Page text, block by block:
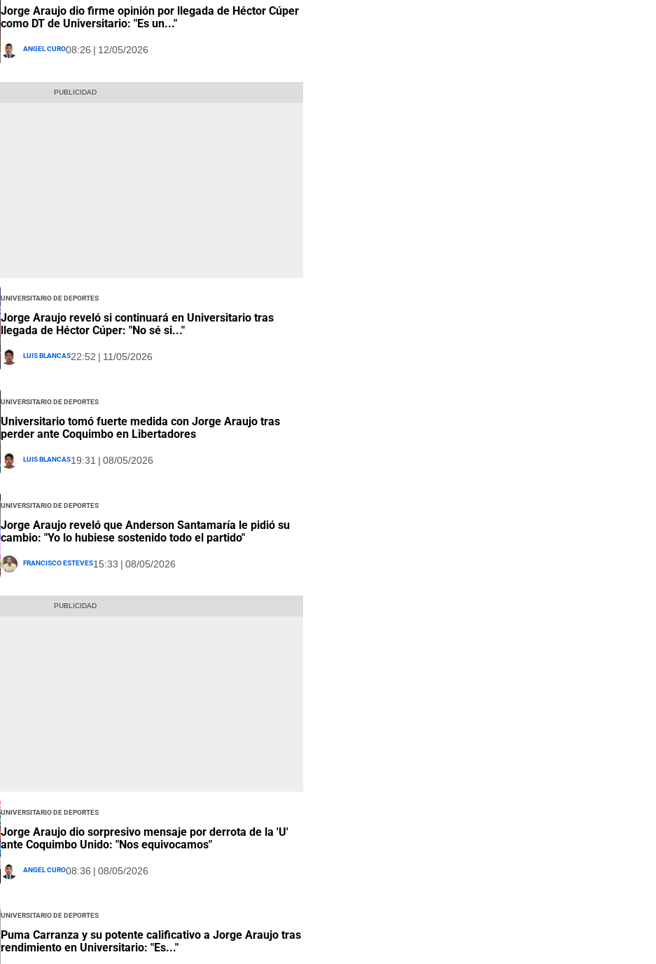
Jorge Araujo dio firme opinión por llegada de Héctor Cúper
como DT de Universitario: "Es un..."
Angel Curo08:26 | 12/05/2026
Universitario de Deportes
Jorge Araujo reveló si continuará en Universitario tras
llegada de Héctor Cúper: "No sé si..."
Luis Blancas22:52 | 11/05/2026
Universitario de Deportes
Universitario tomó fuerte medida con Jorge Araujo tras
perder ante Coquimbo en Libertadores
Luis Blancas19:31 | 08/05/2026
Universitario de Deportes
Jorge Araujo reveló que Anderson Santamaría le pidió su
cambio: "Yo lo hubiese sostenido todo el partido"
Francisco Esteves15:33 | 08/05/2026
Universitario de Deportes
Jorge Araujo dio sorpresivo mensaje por derrota de la 'U'
ante Coquimbo Unido: "Nos equivocamos"
Angel Curo08:36 | 08/05/2026
Universitario de Deportes
Puma Carranza y su potente calificativo a Jorge Araujo tras
rendimiento en Universitario: "Es..."